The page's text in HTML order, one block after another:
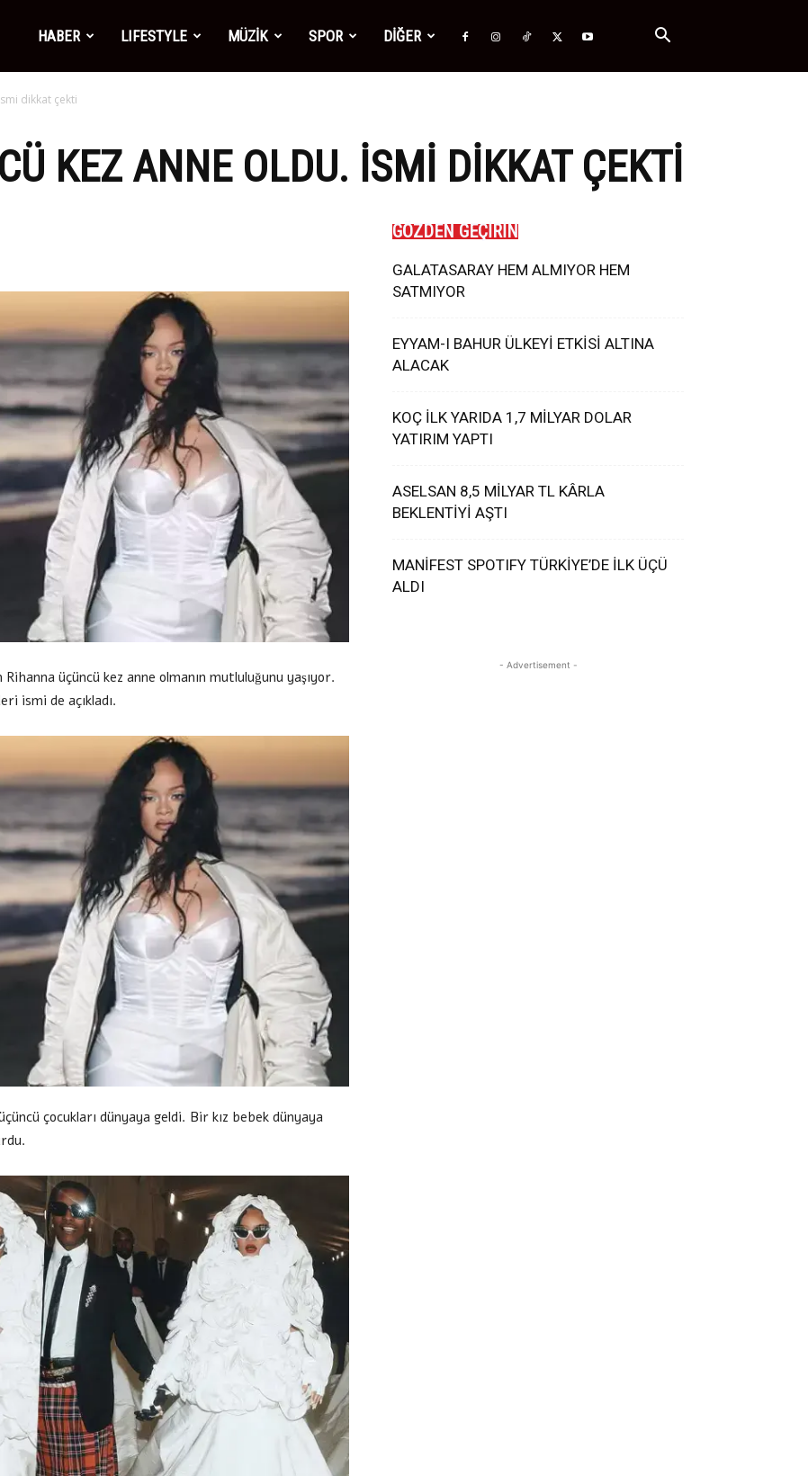
HABER LIFESTYLE MÜZİK SPOR DİĞER
dikkat çekti
KEZ ANNE OLDU. İSMI DIKKAT ÇEKTI
üçüncü kez anne olmanın mutluluğunu yaşıyor.
ismi de açıkladı.
çocukları dünyaya geldi. Bir kız bebek dünyaya
GÖZDEN GEÇİRİN
GALATASARAY HEM ALMIYOR HEM
SATMIYOR
EYYAM-I BAHUR ÜLKEYİ ETKİSİ ALTINA
ALACAK
KOÇ İLK YARIDA 1,7 MİLYAR DOLAR
YATIRIM YAPTI
ASELSAN 8,5 MİLYAR TL KÂRLA
BEKLENTİYİ AŞTI
MANİFEST SPOTIFY TÜRKİYE’DE İLK ÜÇÜ
ALDI
- Advertisement -